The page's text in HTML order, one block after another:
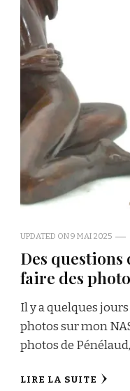
UPDATED ON9 MAI 2025
Des questions
faire des
Il y a quelques
photos sur mon
photos de
LIRE LA SUITE